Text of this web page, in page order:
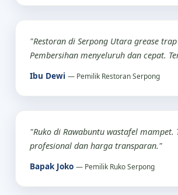
"Restoran di Serpong Utara grease
Pembersihan menyeluruh dan cepat.
Ibu Dewi — Pemilik Restoran Serpong
"Ruko di Rawabuntu wastafel mampet.
profesional dan harga transparan."
Bapak Joko — Pemilik Ruko Serpong